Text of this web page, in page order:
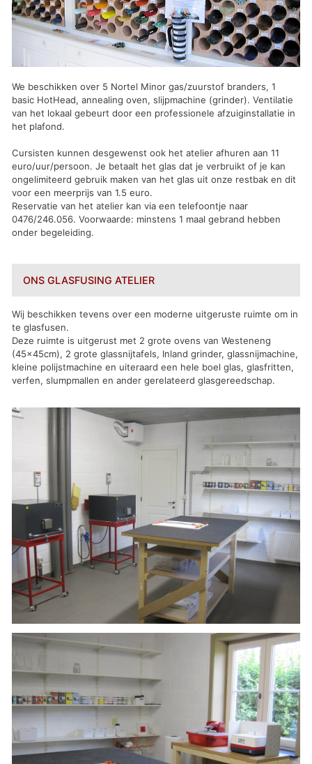
We beschikken over 5 Nortel Minor gas/zuurstof branders, 1
basic HotHead, annealing oven, slijpmachine (grinder). Ventilatie
van het lokaal gebeurt door een professionele afzuiginstallatie in
het plafond.
Cursisten kunnen desgewenst ook het atelier afhuren aan 11
euro/uur/persoon. Je betaalt het glas dat je verbruikt of je kan
ongelimiteerd gebruik maken van het glas uit onze restbak en dit
voor een meerprijs van 1.5 euro.
Reservatie van het atelier kan via een telefoontje naar
0476/246.056. Voorwaarde: minstens 1 maal gebrand hebben
onder begeleiding.
ONS GLASFUSING ATELIER
Wij beschikken tevens over een moderne uitgeruste ruimte om in
te glasfusen.
Deze ruimte is uitgerust met 2 grote ovens van Westeneng
(45x45cm), 2 grote glassnijtafels, Inland grinder, glassnijmachine,
kleine polijstmachine en uiteraard een hele boel glas, glasfritten,
verfen, slumpmallen en ander gerelateerd glasgereedschap.